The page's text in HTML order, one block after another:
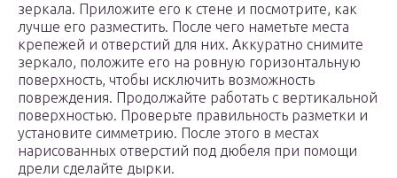
зеркала. Приложите его к стене и посмотрите, как
лучше его разместить. После чего наметьте места
крепежей и отверстий для них. Аккуратно снимите
зеркало, положите его на ровную горизонтальную
поверхность, чтобы исключить возможность
повреждения. Продолжайте работать с вертикальной
поверхностью. Проверьте правильность разметки и
установите симметрию. После этого в местах
нарисованных отверстий под дюбеля при помощи
дрели сделайте дырки.